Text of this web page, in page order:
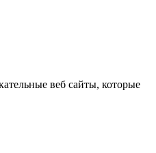
веб сайты, которые